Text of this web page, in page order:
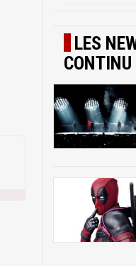
LES
CONTINU